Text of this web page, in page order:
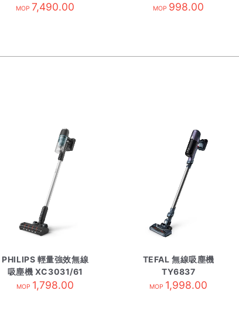
MOP 7,490.00 MOP 998.00
PHILIPS 輕量強效無線
吸塵機 XC3031/61
MOP 1,798.00
TEFAL 無線吸塵機
TY6837
MOP 1,998.00